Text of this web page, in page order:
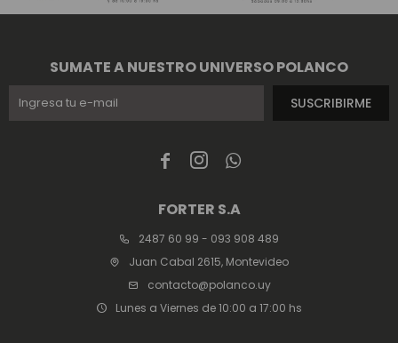
  
FORTER S.A
2487 60 99 - 093 908 489
Juan Cabal 2615, Montevideo
contacto@polanco.uy
Lunes a Viernes de 10:00 a 17:00 hs
SUMATE A NUESTRO UNIVERSO POLANCO
SUSCRIBIRME